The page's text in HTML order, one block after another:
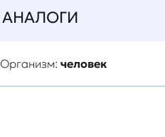
АНАЛОГИ
Организм: человек